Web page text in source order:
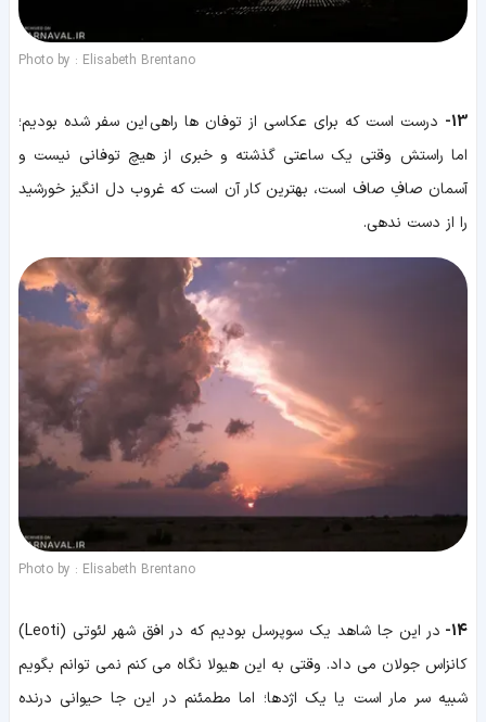
Photo by : Elisabeth Brentano
13-
درست است که برای عکاسی از توفان ها راهی این سفر شده بودیم؛
اما راستش وقتی یک ساعتی گذشته و خبری از هیچ توفانی نیست و
آسمان صافِ صاف است، بهترین کار آن است که غروب دل انگیز خورشید
را از دست ندهی.
Photo by : Elisabeth Brentano
14-
در این جا شاهد یک سوپرسل بودیم که در افق شهر لئوتی (Leoti)
کانزاس جولان می داد. وقتی به این هیولا نگاه می کنم نمی توانم بگویم
شبیه سر مار است یا یک اژدها؛ اما مطمئنم در این جا حیوانی درنده